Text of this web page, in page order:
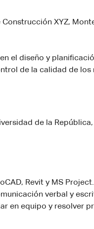
XYZ,
el diseño y
de la calidad de
de la
Revit y MS Project.
verbal y
en equipo y resolver